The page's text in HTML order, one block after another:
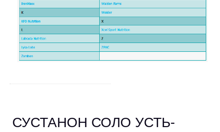
СУСТАНОН СОЛО УСТЬ-